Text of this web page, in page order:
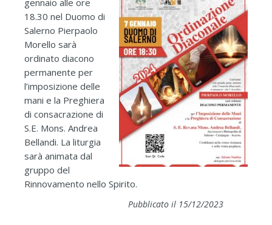
18.30 nel Duomo di
Salerno Pierpaolo
Morello sarà
ordinato diacono
permanente per
l’imposizione delle
mani e la Preghiera
di consacrazione di
S.E. Mons. Andrea
Bellandi. La liturgia
sarà animata dal
gruppo del
Rinnovamento nello Spirito.
Pubblicato il 15/12/2023